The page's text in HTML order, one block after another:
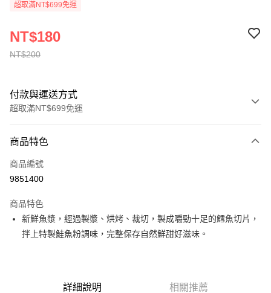
超取滿NT$699免運
NT$200
NT$180
付款與運送方式
超取滿NT$699免運
信用卡一次付款
超商取貨付款
Apple Pay
街口支付
商品特色
商品編號
9851400
商品特色
新鮮魚漿，經過製漿、烘烤、裁切，製成嚼勁十足的鱈魚切片，
拌上特製鮭魚粉調味，完整保存自然鮮甜好滋味。
詳細說明 相關推薦